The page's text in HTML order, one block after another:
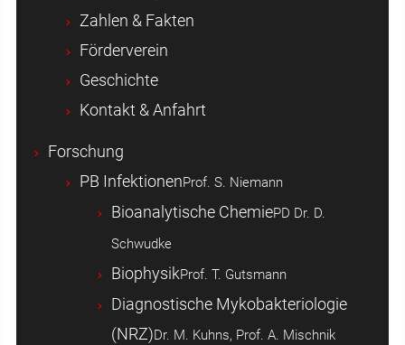
Zahlen & Fakten
Förderverein
Geschichte
Kontakt & Anfahrt
Forschung
PB InfektionenProf. S. Niemann
Bioanalytische ChemiePD Dr. D.
Schwudke
BiophysikProf. T. Gutsmann
Diagnostische Mykobakteriologie
(NRZ)Dr. M. Kuhns, Prof. A. Mischnik